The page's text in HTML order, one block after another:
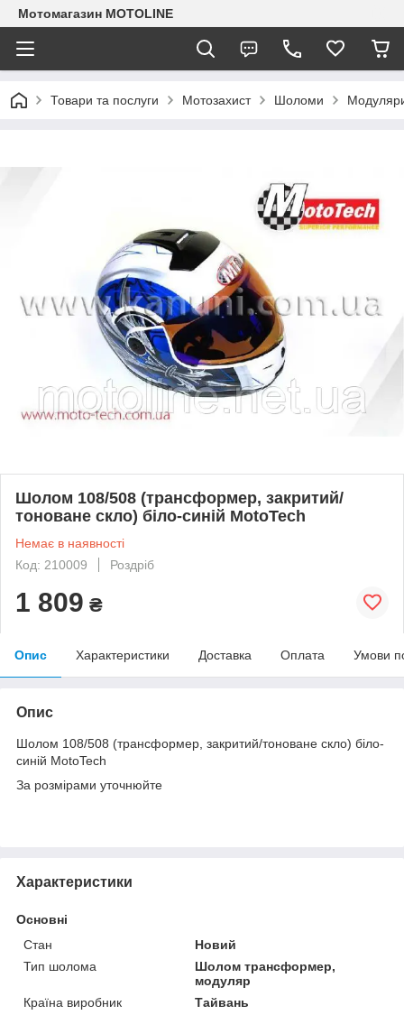
Мотомагазин MOTOLINE
Товари та послуги Мотозахист Шоломи
Шолом 108/508 (трансформер, закритий/
тоноване скло) біло-синій MotoTech
Немає в наявності
Код: 210009
Роздріб
1 809 ₴
Опис Характеристики Доставка Оплата Умови
Опис
Шолом 108/508 (трансформер, закритий/тоноване скло) біло-
синій MotoTech
За розмірами уточнюйте
Характеристики
Основні
Стан
Новий
Тип шолома
Шолом трансформер,
модуляр
Країна виробник
Тайвань